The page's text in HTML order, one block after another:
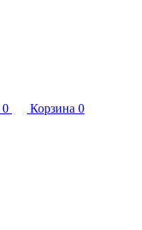
0 Корзина 0